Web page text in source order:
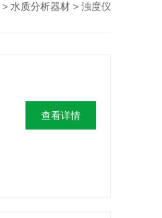
> 水质分析器材 > 浊度仪
查看详情